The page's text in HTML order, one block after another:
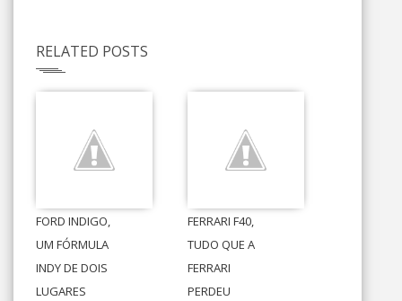
RELATED POSTS
FORD INDIGO,
UM FÓRMULA
INDY DE DOIS
LUGARES
FERRARI F40,
TUDO QUE A
FERRARI
PERDEU